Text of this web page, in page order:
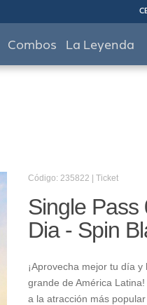
Combos La Leyenda
Código: 235822 | Ticket
Single Pass
Dia - Spin
¡Aprovecha mejor tu día
grande de América
a la atracción más